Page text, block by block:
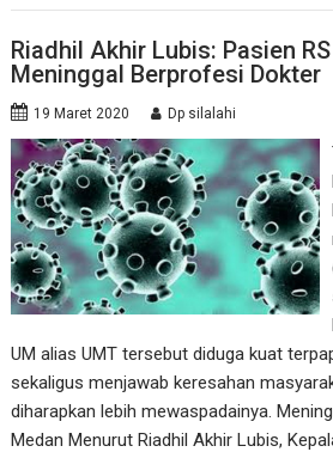
Riadhil Akhir Lubis: Pasien
Meninggal Berprofesi Dokter
19 Maret 2020 Dp silalahi
UM alias UMT tersebut diduga kuat
sekaligus menjawab keresahan
diharapkan lebih mewaspadainya.
Medan Menurut Riadhil Akhir Lubis,